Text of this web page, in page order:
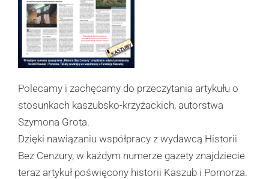
Polecamy i zachęcamy do przeczytania artykułu o
stosunkach kaszubsko-krzyżackich, autorstwa
Szymona Grota.
Dzięki nawiązaniu współpracy z wydawcą Historii
Bez Cenzury, w każdym numerze gazety znajdziecie
teraz artykuł poświęcony historii Kaszub i Pomorza.